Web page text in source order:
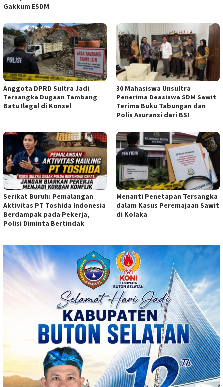
Gakkum ESDM
Anggota DPRD Sultra Jadi
Tersangka Dugaan Tambang
Batu Ilegal di Konsel
30 Mahasiswa Unsultra
Penerima Beasiswa SDM Sawit
Terima Buku Tabungan dan
Polis Asuransi dari BSI
Serikat Buruh: Pemalangan
Aktivitas PT Toshida Indonesia
Berdampak pada Pekerja,
Polisi Diminta Bertindak
Menanti Penetapan Tersangka
dalam Kasus Peremajaan Sawit
di Kolaka